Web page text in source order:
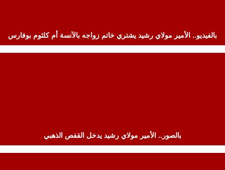
بالفيديو.. الأمير مولاي رشيد يشتري خاتم زواجه بالآنسة أم كلثوم بوفارس
بالصور.. الأمير مولاي رشيد يدخل القفص الذهبي